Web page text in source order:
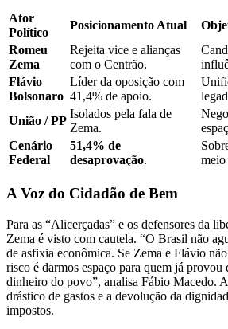
Ator
Político
Posicionamento Atual
Romeu
Zema
Rejeita vice e alianças
com o Centrão.
Flávio
Bolsonaro
Líder da oposição com
41,4% de apoio.
União / PP
Isolados pela fala de
Zema.
Cenário
Federal
51,4% de
desaprovação.
meio
A Voz do Cidadão de Bem
Para as “Alicerçadas” e os defensores da
Zema é visto com cautela. “O Brasil não
de asfixia econômica. Se Zema e Flávio
risco é darmos espaço para quem já provou
dinheiro do povo”, analisa Fábio Macedo.
drástico de gastos e a devolução da
impostos.